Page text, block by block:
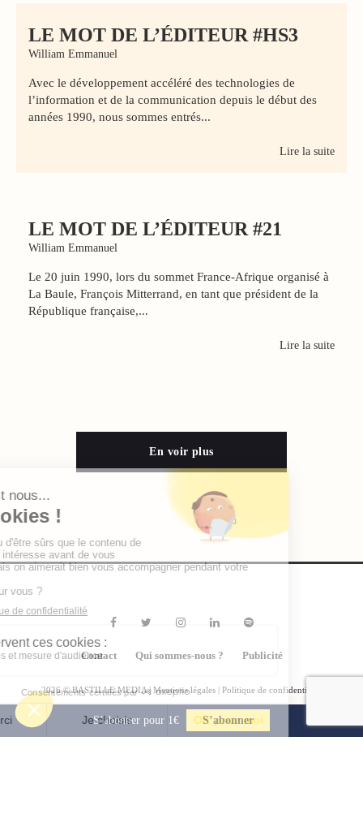
LE MOT DE L’ÉDITEUR #HS3
William Emmanuel
Avec le développement accéléré des technologies de
l’information et de la communication depuis le début des
années 1990, nous sommes entrés...
Lire la suite
LE MOT DE L’ÉDITEUR #21
William Emmanuel
Le 20 juin 1990, lors du sommet France-Afrique organisé à
La Baule, François Mitterrand, en tant que président de la
République française,...
Lire la suite
En voir plus
Contact Qui sommes-nous ? Publicité
2026 © BASTILLE MEDIA |Mentions légales| Politique de confidentialité
S’abonner pour 1€ S’abonner